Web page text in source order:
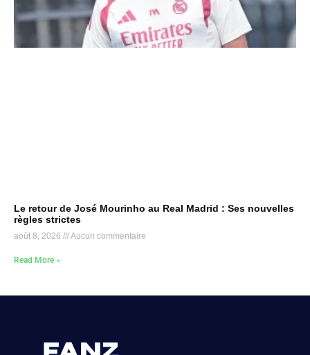
Le retour de José Mourinho au Real Madrid : Ses nouvelles
règles strictes
août 8, 2026 Aucun commentaire
Read More »